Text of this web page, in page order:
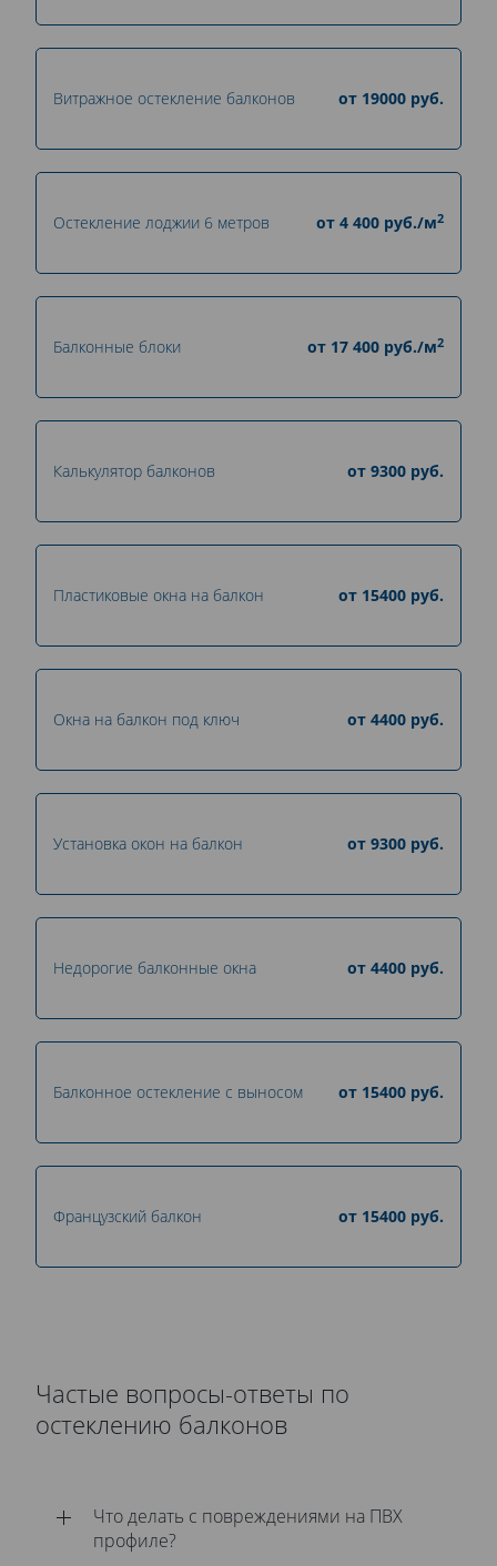
Витражное остекление балконов от 19000 руб.
Остекление лоджии 6 метров от 4 400 руб./м2
Балконные блоки от 17 400 руб./м2
Калькулятор балконов от 9300 руб.
Пластиковые окна на балкон от 15400 руб.
Окна на балкон под ключ от 4400 руб.
Установка окон на балкон от 9300 руб.
Недорогие балконные окна от 4400 руб.
Балконное остекление с выносом от 15400 руб.
Французский балкон от 15400 руб.
Частые вопросы-ответы по
остеклению балконов
Что делать с повреждениями на ПВХ
профиле?